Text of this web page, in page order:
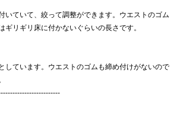
いていて、絞って調整ができます。ウエストのゴム
ギリギリ床に付かないぐらいの長さです。
しています。ウエストのゴムも締め付けがないので